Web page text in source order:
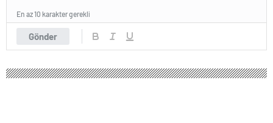
Gönder
En az 10 karakter gerekli